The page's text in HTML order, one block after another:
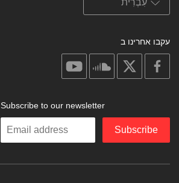
עקבו אחרינו ב
facebook
soundcloud
Subscribe to our newsletter
Enter
Subscribe